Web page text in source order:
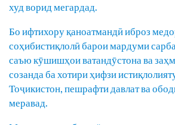
худ ворид мегардад.
Бо ифтихору қаноатмандӣ иброз
соҳибистиқлолӣ барои мардуми
саъю кӯшишҳои ватандӯстона ва
созанда ба хотири ҳифзи
Тоҷикистон, пешрафти давлат ва
меравад.